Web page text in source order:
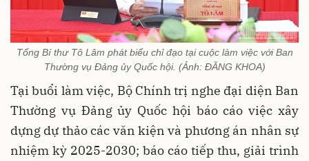
Tổng Bí thư Tô Lâm phát biểu chỉ đạo tại cuộc làm việc với Ban
Thường vụ Đảng ủy Quốc hội. (Ảnh: ĐĂNG KHOA)
Tại buổi làm việc, Bộ Chính trị nghe đại diện Ban
Thường vụ Đảng ủy Quốc hội báo cáo việc xây
dựng dự thảo các văn kiện và phương án nhân sự
nhiệm kỳ 2025-2030; báo cáo tiếp thu, giải trình